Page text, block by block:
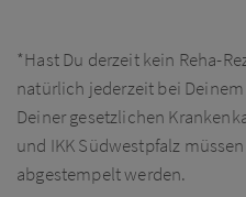
*Hast Du derzeit kein Reha-
natürlich jederzeit bei
Deiner gesetzlichen
und IKK Südwestpfalz
abgestempelt werden.